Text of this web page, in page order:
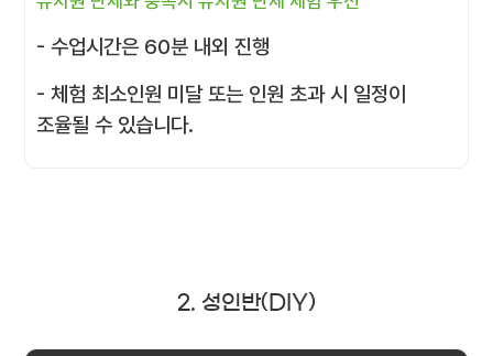
- 수업시간은 60분 내외 진행
- 체험 최소인원 미달 또는 인원 초과 시 일정이
조율될 수 있습니다.
2. 성인반(DIY)